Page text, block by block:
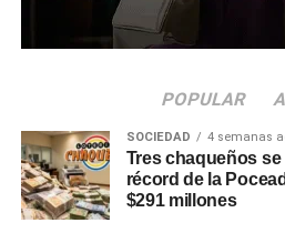
Hospital Enrique V. de Llamas
una atención segura y de calidad.
Másnoticias de Charataen
POPULAR
SOCIEDAD 4 semanas
Tres chaqueños
récord de la
$291 millones